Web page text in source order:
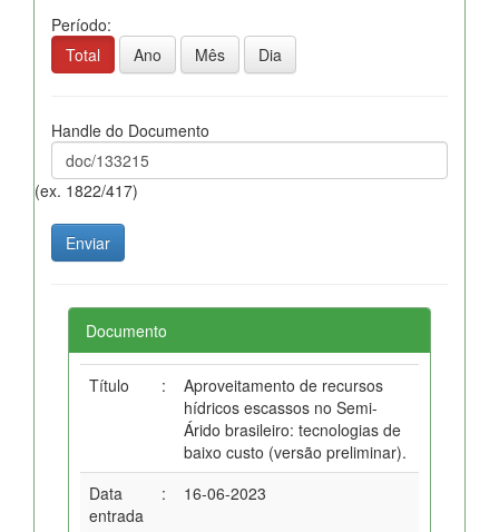
Período:
Total
Ano Mês Dia
Handle do Documento
(ex. 1822/417)
Documento
Título :
Aproveitamento de recursos
hídricos escassos no Semi-
Árido brasileiro: tecnologias de
baixo custo (versão preliminar).
Data
entrada
: 16-06-2023